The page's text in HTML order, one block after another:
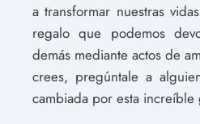
a transformar nuestras
regalo que podemos
demás mediante actos de
crees, pregúntale a
cambiada por esta increíble